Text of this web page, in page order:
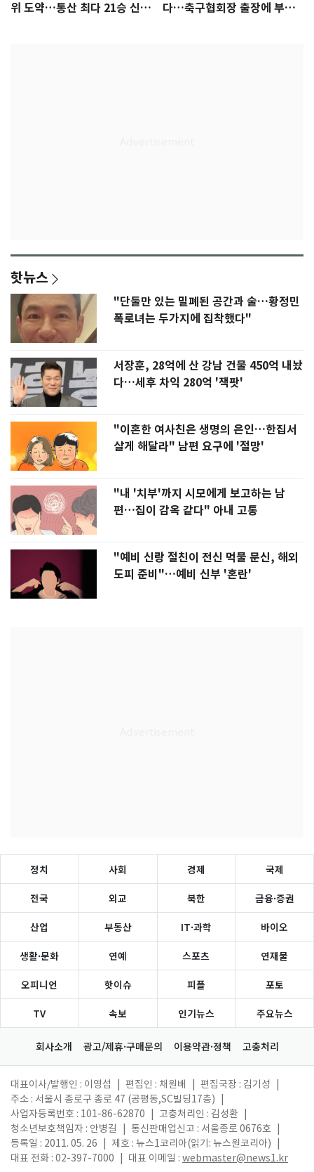
위 도약…통산 최다 21승 신기
다…축구협회장 출장에 부인
핫뉴스
"단둘만 있는 밀폐된 공간과 술…황정민
폭로녀는 두가지에 집착했다"
서장훈, 28억에 산 강남 건물 450억 내놨
다…세후 차익 280억 '잭팟'
"이혼한 여사친은 생명의 은인…한집서
살게 해달라" 남편 요구에 '절망'
"내 '치부'까지 시모에게 보고하는 남
편…집이 감옥 같다" 아내 고통
"예비 신랑 절친이 전신 먹물 문신, 해외
도피 준비"…예비 신부 '혼란'
정치 사회 경제 국제
전국 외교 북한 금융·증권
산업 부동산 IT·과학 바이오
생활·문화 연예 스포츠 연재물
오피니언 핫이슈 피플 포토
TV 속보 인기뉴스 주요뉴스
회사소개 광고/제휴·구매문의 이용약관·정책 고충처리
대표이사/발행인 : 이영섭 편집인 : 채원배 편집국장 : 김기성
주소 : 서울시 종로구 종로 47 (공평동,SC빌딩17층)
사업자등록번호 : 101-86-62870
고충처리인 : 김성환
청소년보호책임자 : 안병길
통신판매업신고 : 서울종로 0676호
등록일 : 2011. 05. 26
제호 : 뉴스1코리아(읽기: 뉴스원코리아)
대표 전화 : 02-397-7000
대표 이메일 : webmaster@news1.kr